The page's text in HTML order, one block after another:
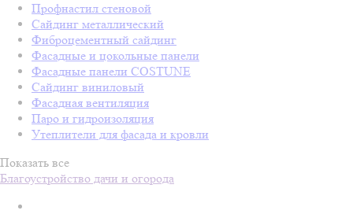
Профнастил стеновой
Сайдинг металлический
Фиброцементный сайдинг
Фасадные и цокольные панели
Фасадные панели COSTUNE
Сайдинг виниловый
Фасадная вентиляция
Паро и гидроизоляция
Утеплители для фасада и кровли
Показать все
Благоустройство дачи и огорода